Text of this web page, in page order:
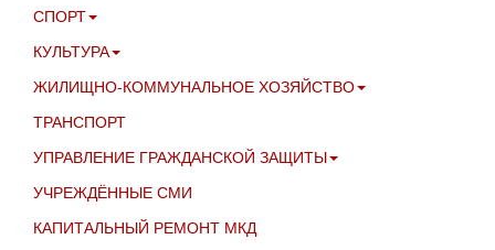
СПОРТ
КУЛЬТУРА
ЖИЛИЩНО-КОММУНАЛЬНОЕ ХОЗЯЙСТВО
ТРАНСПОРТ
УПРАВЛЕНИЕ ГРАЖДАНСКОЙ ЗАЩИТЫ
УЧРЕЖДЁННЫЕ СМИ
КАПИТАЛЬНЫЙ РЕМОНТ МКД